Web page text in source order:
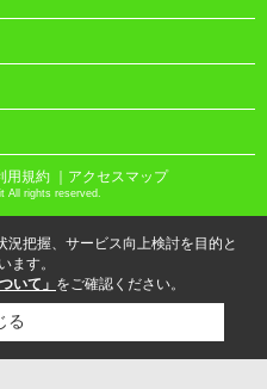
用規約 ｜アクセスマップ
All rights reserved.
把握、サービス向上検討を目的と
ます。
いて」 をご確認ください。
る